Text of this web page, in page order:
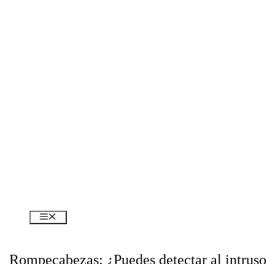
Menú
Rompecabezas: ¿Puedes detectar al intruso